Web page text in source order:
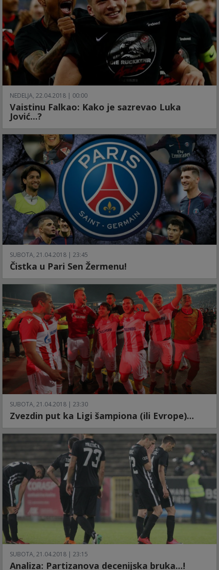
NEDELJA, 22.04.2018 | 00:00
Vaistinu Falkao: Kako je sazrevao Luka
Jović...?
SUBOTA, 21.04.2018 | 23:45
Čistka u Pari Sen Žermenu!
SUBOTA, 21.04.2018 | 23:30
Zvezdin put ka Ligi šampiona (ili Evrope)...
SUBOTA, 21.04.2018 | 23:15
Analiza: Partizanova decenijska bruka...!